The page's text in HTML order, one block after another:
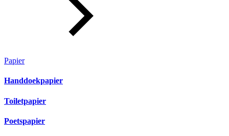
Papier
Handdoekpapier
Toiletpapier
Poetspapier